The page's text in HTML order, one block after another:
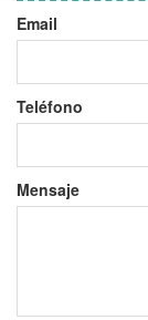
Email
Teléfono
Mensaje